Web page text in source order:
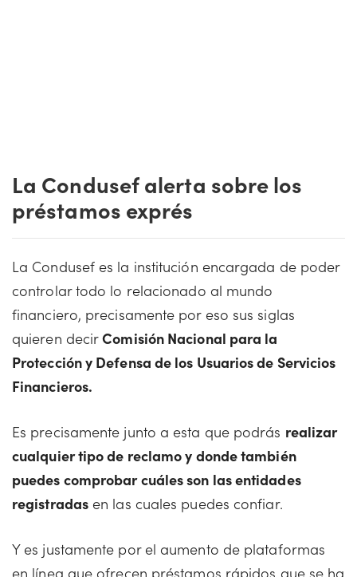
La Condusef alerta sobre los
préstamos exprés
La Condusef es la institución encargada de poder
controlar todo lo relacionado al mundo
financiero, precisamente por eso sus siglas
quieren decirComisión Nacional para la
Protección y Defensa de los Usuarios de Servicios
Financieros.
Es precisamente junto a esta que podrás realizar
cualquier tipo de reclamo y donde también
puedes comprobar cuáles son las entidades
registradas en las cuales puedes confiar.
Y es justamente por el aumento de plataformas
en línea que ofrecen préstamos rápidos que se ha